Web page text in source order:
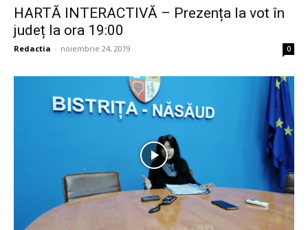
HARTĂ INTERACTIVĂ – Prezența la vot în
județ la ora 19:00
Redactia - noiembrie 24, 2019 0